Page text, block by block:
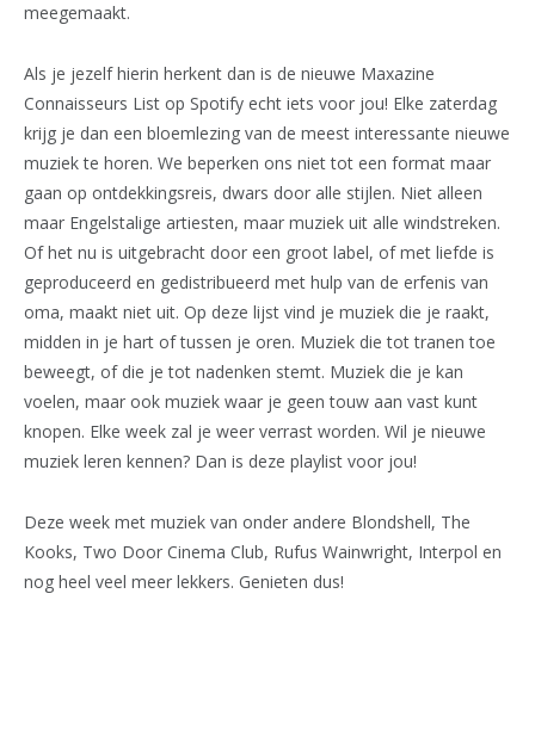
meegemaakt.
Als je jezelf hierin herkent dan is de nieuwe Maxazine
Connaisseurs List op Spotify echt iets voor jou! Elke zaterdag
krijg je dan een bloemlezing van de meest interessante nieuwe
muziek te horen. We beperken ons niet tot een format maar
gaan op ontdekkingsreis, dwars door alle stijlen. Niet alleen
maar Engelstalige artiesten, maar muziek uit alle windstreken.
Of het nu is uitgebracht door een groot label, of met liefde is
geproduceerd en gedistribueerd met hulp van de erfenis van
oma, maakt niet uit. Op deze lijst vind je muziek die je raakt,
midden in je hart of tussen je oren. Muziek die tot tranen toe
beweegt, of die je tot nadenken stemt. Muziek die je kan
voelen, maar ook muziek waar je geen touw aan vast kunt
knopen. Elke week zal je weer verrast worden. Wil je nieuwe
muziek leren kennen? Dan is deze playlist voor jou!
Deze week met muziek van onder andere Blondshell, The
Kooks, Two Door Cinema Club, Rufus Wainwright, Interpol en
nog heel veel meer lekkers. Genieten dus!